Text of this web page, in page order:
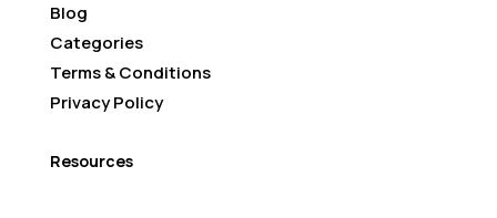
Blog
Categories
Terms & Conditions
Privacy Policy
Resources